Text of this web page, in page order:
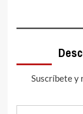
Suscríbete y
Escribe tu correo electrónico…